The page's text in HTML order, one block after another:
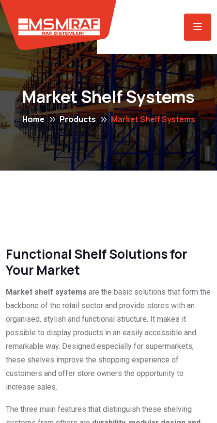
Market Shelf Systems
Home Products Market Shelf Systems
Functional Shelf Solutions for
Your Market
Market shelf systems are the basic solutions that form the
backbone of the retail sector and provide stores with an
organised, stylish and functional structure. It makes it
possible to display products in an easily accessible and
remarkable way. Designed especially for supermarkets,
these shelves improve the shopping experience of
customers and offer store owners the opportunity to
increase sales.
The three main features that distinguish these shelving